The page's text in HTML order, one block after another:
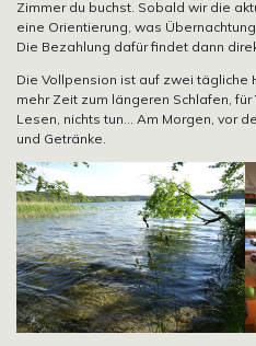
Zimmer du buchst. Sobald wir die
eine Orientierung, was
Die Bezahlung dafür findet dann
Die Vollpension ist auf zwei
mehr Zeit zum längeren Schlafen, für
Lesen, nichts tun… Am Morgen, vor
und Getränke.